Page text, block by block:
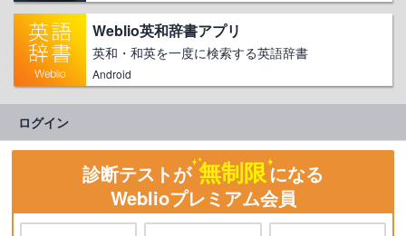
Weblio英和辞書アプリ
英和・和英を一度に検索する英語辞書
Android
ログイン
診断テストが 無制限になる
Weblioプレミアム会員